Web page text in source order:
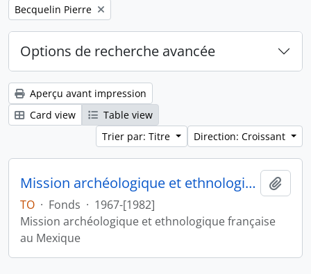
Remove filter:
Becquelin Pierre
Options de recherche avancée
Aperçu avant impression
Card view
Table view
Trier par: Titre
Direction: Croissant
Mission archéologique et ethnologique française au Mexique
TO · Fonds · 1967-[1982]
Mission archéologique et ethnologique française
au Mexique